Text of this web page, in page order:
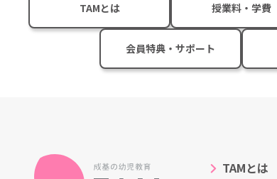
TAMとは 授業料・学費
会員特典・サポート
TAMとは